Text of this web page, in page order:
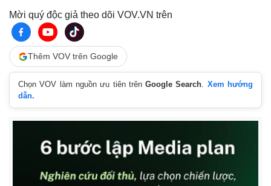
Pháp luật
Quân sự - Quốc phòng
Mời quý độc giả theo dõi VOV.VN trên
Thêm VOV trên Google
Chọn VOV làm nguồn ưu tiên trênGoogle Search. Xem hướng
dẫn.